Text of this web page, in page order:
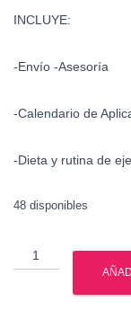
INCLUYE:
-Envío -Asesoría
-Calendario de
-Dieta y rutina de
48 disponibles
Ciclo
de
anabolicos